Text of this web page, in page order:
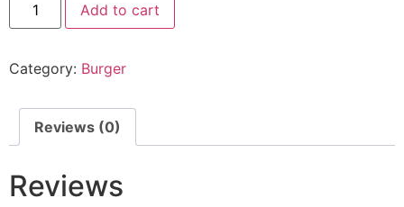
Add to cart
Category: Burger
Reviews (0)
Reviews